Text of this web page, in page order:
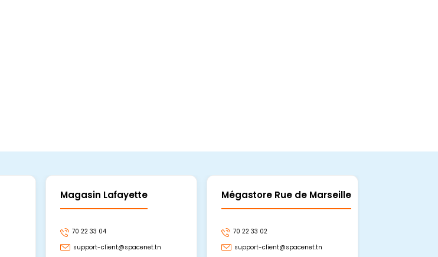
Magasin Lafayette
70 22 33 04
support-client@spacenet.tn
Mégastore Rue de Marseille
70 22 33 02
support-client@spacenet.tn